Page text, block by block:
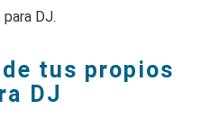
DJ.
tus propios
DJ